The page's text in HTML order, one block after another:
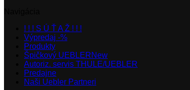
! ! ! S Ú Ť A Ž ! ! !
Výpredaj -%
Produkty
Špičkový UEBLER
Autoriz. servis THULE/UEBLER
Predajne
Naši Uebler Partneri